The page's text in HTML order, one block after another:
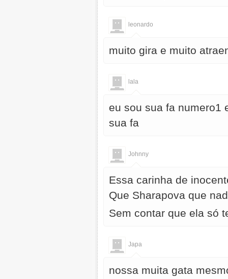
leonardo
muito gira e muito
lala
eu sou sua fa numero1
sua fa
Johnny
Essa carinha de
Que Sharapova que
Sem contar que ela só
Japa
nossa muita gata